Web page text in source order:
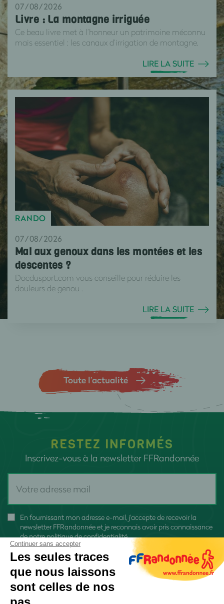
07/08/2026
Livre : La montagne irriguée
Ce beau livre met à l’honneur un patrimoine méconnu
mais essentiel : les canaux d’irrigation de montagne.
LIRE LA SUITE
RANDO
07/08/2026
Mal aux genoux dans les montées et les
descentes ?
Docdusport.com vous conseille pour réduire les
douleurs de genou .
LIRE LA SUITE
Toute l’actualité
RESTEZ INFORMÉS
Inscrivez-vous à la newsletter FFRandonnée
En fournissant mon adresse e-mail, j'accepte de recevoir la
newsletter FFRandonnée et je reconnais avoir pris connaissance
denotre politique de confidentialité
Continuer sans accepter
Les seules traces
que nous laissons
sont celles de nos